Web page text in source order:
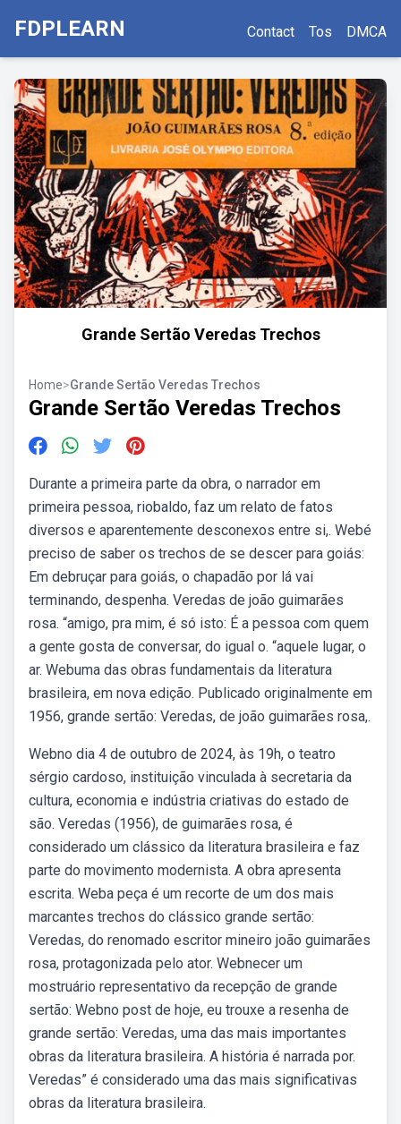
FDPLEARN Contact Tos DMCA
Grande Sertão Veredas Trechos
Home>Grande Sertão Veredas Trechos
Grande Sertão Veredas Trechos
Durante a primeira parte da obra, o narrador em
primeira pessoa, riobaldo, faz um relato de fatos
diversos e aparentemente desconexos entre si,. Webé
preciso de saber os trechos de se descer para goiás:
Em debruçar para goiás, o chapadão por lá vai
terminando, despenha. Veredas de joão guimarães
rosa. “amigo, pra mim, é só isto: É a pessoa com quem
a gente gosta de conversar, do igual o. “aquele lugar, o
ar. Webuma das obras fundamentais da literatura
brasileira, em nova edição. Publicado originalmente em
1956, grande sertão: Veredas, de joão guimarães rosa,.
Webno dia 4 de outubro de 2024, às 19h, o teatro
sérgio cardoso, instituição vinculada à secretaria da
cultura, economia e indústria criativas do estado de
são. Veredas (1956), de guimarães rosa, é
considerado um clássico da literatura brasileira e faz
parte do movimento modernista. A obra apresenta
escrita. Weba peça é um recorte de um dos mais
marcantes trechos do clássico grande sertão:
Veredas, do renomado escritor mineiro joão guimarães
rosa, protagonizada pelo ator. Webnecer um
mostruário representativo da recepção de grande
sertão: Webno post de hoje, eu trouxe a resenha de
grande sertão: Veredas, uma das mais importantes
obras da literatura brasileira. A história é narrada por.
Veredas” é considerado uma das mais significativas
obras da literatura brasileira.